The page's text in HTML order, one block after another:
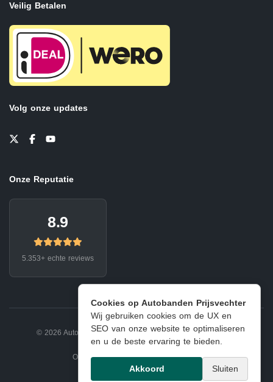
Cookies op Autobanden Prijsvechter
Wij gebruiken cookies om de UX en
SEO van onze website te optimaliseren
en u de beste ervaring te bieden.
Akkoord Sluiten
Veilig Betalen
Volg onze updates
Onze Reputatie
8.9
5.353+ echte reviews
© 2026 Autobanden Prijsvechter. Privacy | Voorwaarden
Onderdeel van EJ Banden Oosterhout